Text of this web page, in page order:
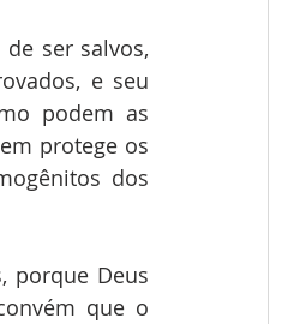
ser salvos,
e seu
podem as
protege os
dos
porque Deus
que o